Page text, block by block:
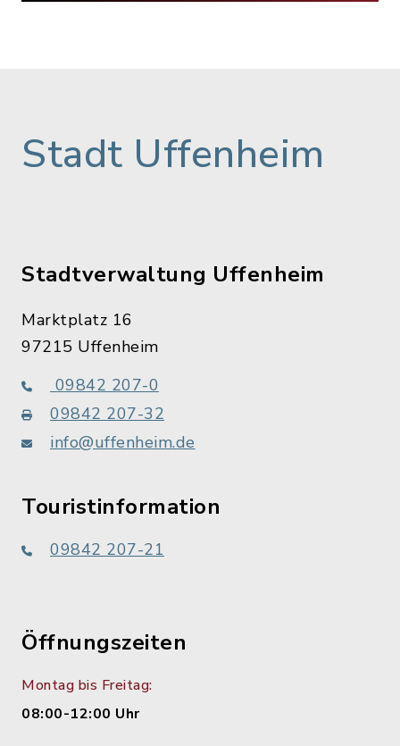
Stadt Uffenheim
Stadtverwaltung Uffenheim
Marktplatz 16
97215 Uffenheim
09842 207-0
09842 207-32
info@uffenheim.de
Touristinformation
09842 207-21
Öffnungszeiten
Montag bis Freitag:
08:00-12:00 Uhr